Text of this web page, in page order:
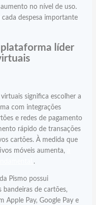
no nível de uso.
despesa importante
plataforma líder
significa escolher a
com integrações
e redes de pagamento
rápido de transações
cartões. À medida que
móveis aumenta,
.
Pismo possui
bandeiras de cartões,
Apple Pay, Google Pay e